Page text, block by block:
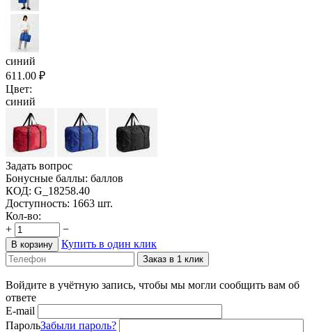
синий
611.00 ₽
Цвет:
синий
Задать вопрос
Бонусные баллы: баллов
КОД: G_18258.40
Доступность: 1663 шт.
Кол-во:
+
−
В корзину Купить в один клик
Заказ в 1 клик
Войдите в учётную запись, чтобы мы могли сообщить вам об
ответе
E-mail
ПарольЗабыли пароль?